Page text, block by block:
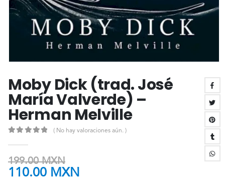
Moby Dick (trad. José
María Valverde) –
Herman Melville
( No hay valoraciones aún. )
199.00MXN
110.00 MXN